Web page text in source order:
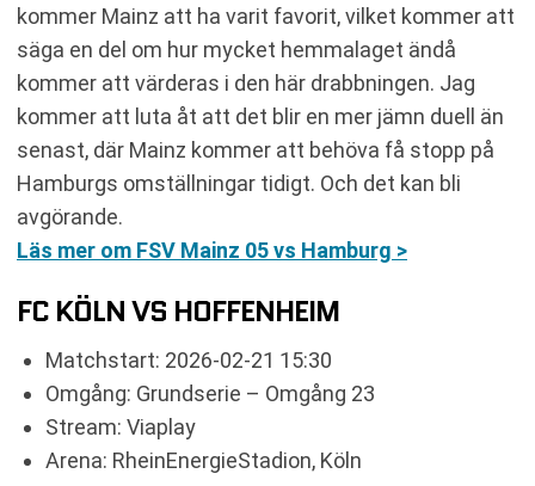
kommer Mainz att ha varit favorit, vilket kommer att
säga en del om hur mycket hemmalaget ändå
kommer att värderas i den här drabbningen. Jag
kommer att luta åt att det blir en mer jämn duell än
senast, där Mainz kommer att behöva få stopp på
Hamburgs omställningar tidigt. Och det kan bli
avgörande.
Läs mer om FSV Mainz 05 vs Hamburg >
FC KÖLN VS HOFFENHEIM
Matchstart: 2026-02-21 15:30
Omgång: Grundserie – Omgång 23
Stream: Viaplay
Arena: RheinEnergieStadion, Köln